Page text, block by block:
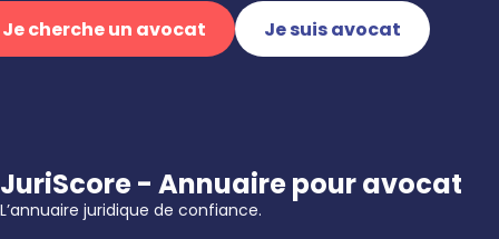
Je cherche un avocat
Je suis avocat
JuriScore - Annuaire pour avocat
L’annuaire juridique de confiance.